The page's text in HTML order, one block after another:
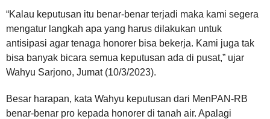
“Kalau keputusan itu benar-benar terjadi maka kami segera
mengatur langkah apa yang harus dilakukan untuk
antisipasi agar tenaga honorer bisa bekerja. Kami juga tak
bisa banyak bicara semua keputusan ada di pusat,” ujar
Wahyu Sarjono, Jumat (10/3/2023).
Besar harapan, kata Wahyu keputusan dari MenPAN-RB
benar-benar pro kepada honorer di tanah air. Apalagi